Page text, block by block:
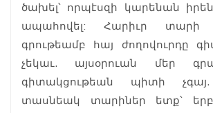
ծախել՝ որպէսզի կարենան
ապահովել: Հարիւր
գրութեամբ հայ ժողովուրդը
չեկաւ. այսօրուան մեր
գիտակցութեան պիտի
տասնեակ տարիներ ետք՝ երբ